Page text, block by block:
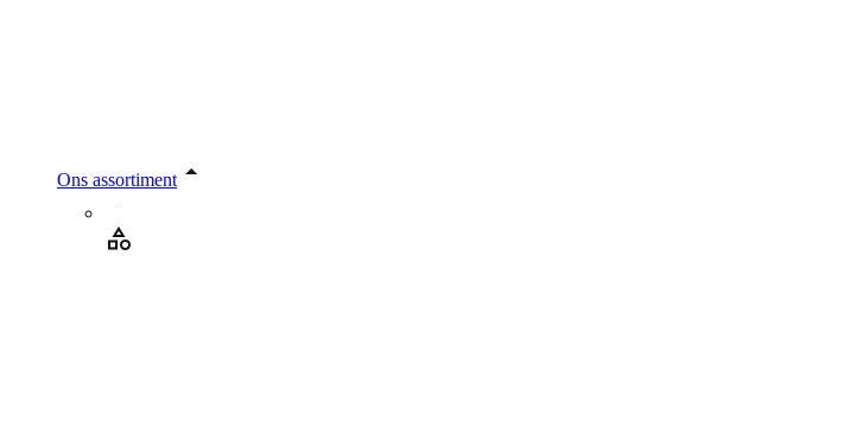
Ons assortiment